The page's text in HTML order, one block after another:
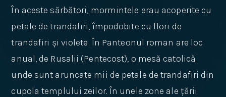
În aceste sărbători, mormintele erau acoperite cu
petale de trandafiri, împodobite cu flori de
trandafiri și violete. În Panteonul roman are loc
anual, de Rusalii (Pentecost), o mesă catolică
unde sunt aruncate mii de petale de trandafiri din
cupola templului zeilor. În unele zone ale țării